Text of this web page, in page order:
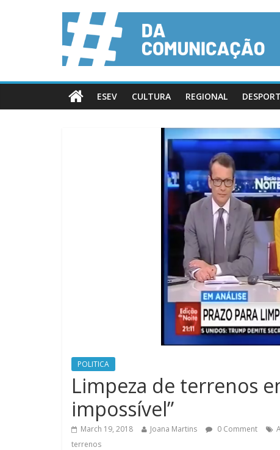
ESEV CULTURA REGIONAL
POLITICA
Limpeza de terrenos
impossível”
March 19, 2018 Joana Martins 0 Comment
terrenos